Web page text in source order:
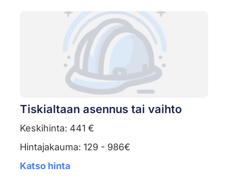
Tiskialtaan asennus tai vaihto
Keskihinta: 441 €
Hintajakauma: 129 - 986€
Katso hinta